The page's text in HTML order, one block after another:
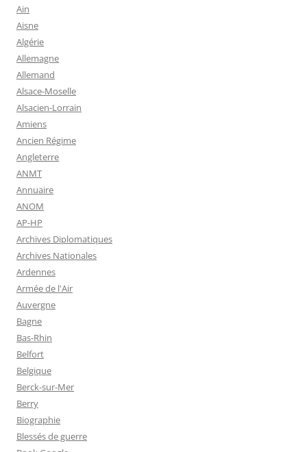
Ain
Aisne
Algérie
Allemagne
Allemand
Alsace-Moselle
Alsacien-Lorrain
Amiens
Ancien Régime
Angleterre
ANMT
Annuaire
ANOM
AP-HP
Archives Diplomatiques
Archives Nationales
Ardennes
Armée de l'Air
Auvergne
Bagne
Bas-Rhin
Belfort
Belgique
Berck-sur-Mer
Berry
Biographie
Blessés de guerre